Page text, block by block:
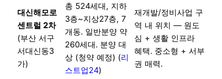
대신해모로
센트럴 2차
(부산 서구
서대신동3
가)
총 524세대, 지하
3층~지상27층, 7
개동. 일반분양 약
260세대. 분양 대
상 (청약 예정) (리
스트업24)
재개발/정비사업 구
역 내 위치 — 원도
심 + 생활 인프라
혜택. 중소형 + 서부
권 매력.